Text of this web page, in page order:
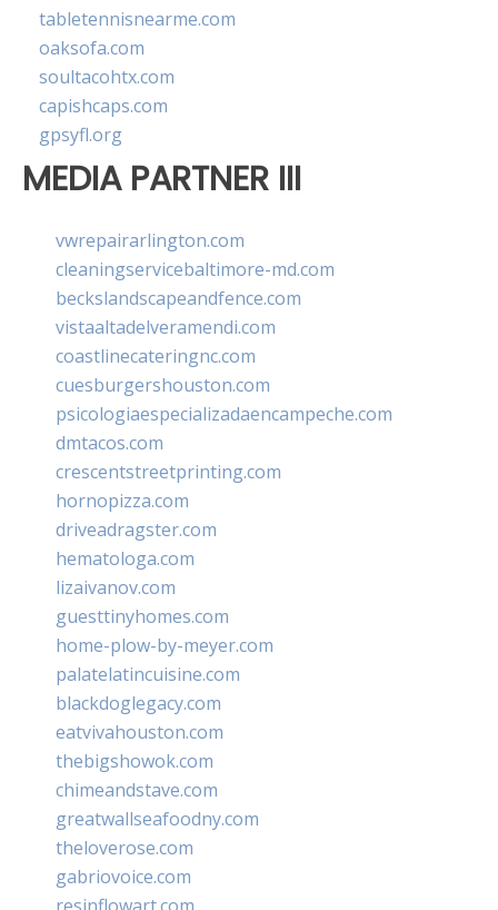
tabletennisnearme.com
oaksofa.com
soultacohtx.com
capishcaps.com
gpsyfl.org
MEDIA PARTNER III
vwrepairarlington.com
cleaningservicebaltimore-md.com
beckslandscapeandfence.com
vistaaltadelveramendi.com
coastlinecateringnc.com
cuesburgershouston.com
psicologiaespecializadaencampeche.com
dmtacos.com
crescentstreetprinting.com
hornopizza.com
driveadragster.com
hematologa.com
lizaivanov.com
guesttinyhomes.com
home-plow-by-meyer.com
palatelatincuisine.com
blackdoglegacy.com
eatvivahouston.com
thebigshowok.com
chimeandstave.com
greatwallseafoodny.com
theloverose.com
gabriovoice.com